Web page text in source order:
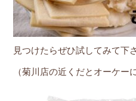
見つけたらぜひ試してみて下
（菊川店の近くだとオーケー